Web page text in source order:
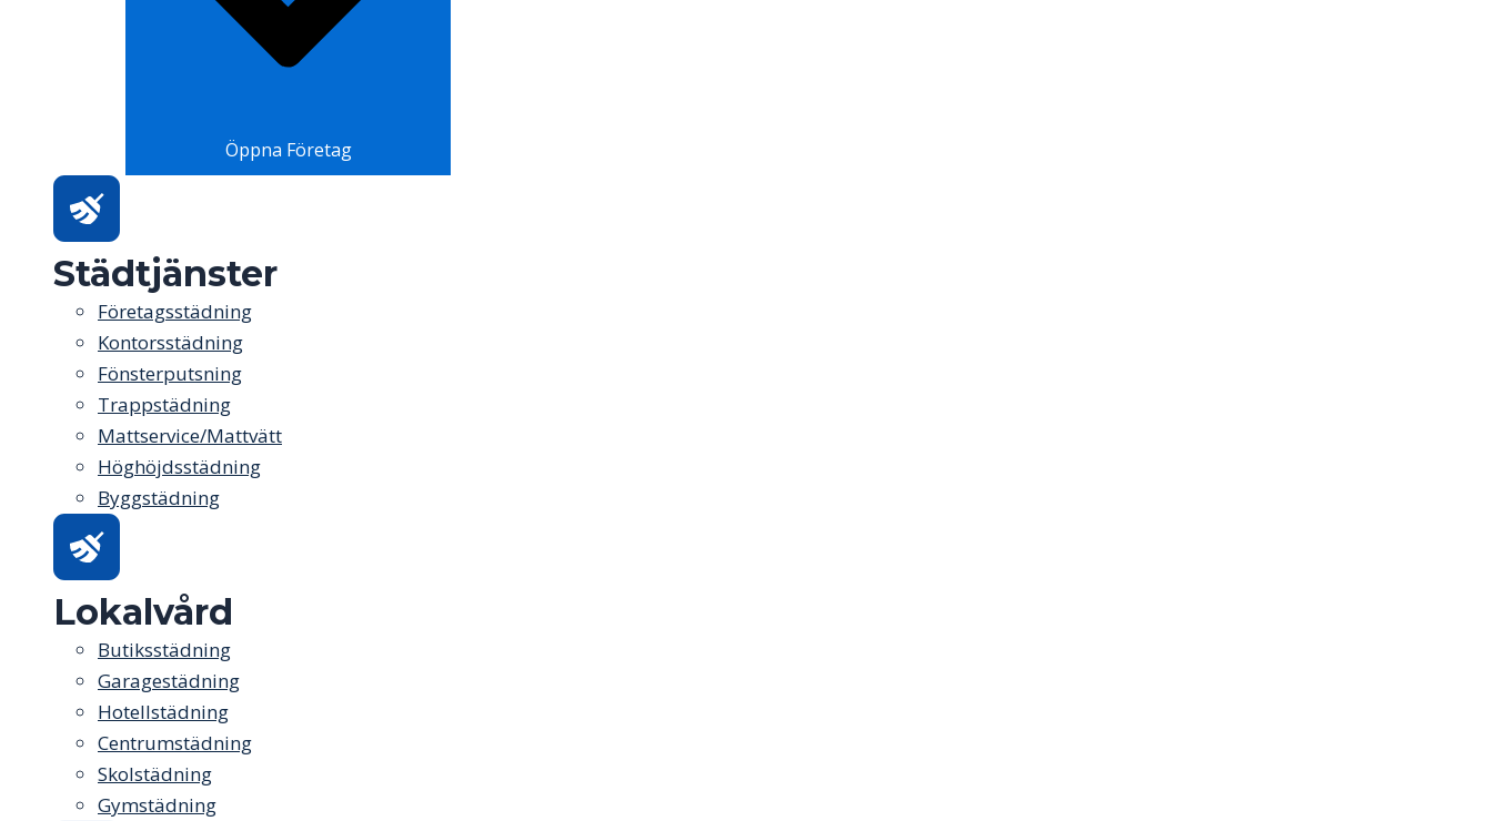
Öppna Företag
Städtjänster
Företagsstädning
Kontorsstädning
Fönsterputsning
Trappstädning
Mattservice/Mattvätt
Höghöjdsstädning
Byggstädning
Lokalvård
Butiksstädning
Garagestädning
Hotellstädning
Centrumstädning
Skolstädning
Gymstädning